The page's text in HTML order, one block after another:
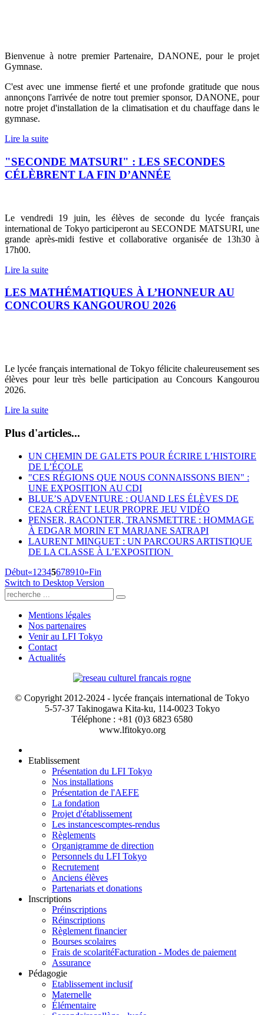
Bienvenue à notre premier Partenaire, DANONE, pour le projet
Gymnase.
C'est avec une immense fierté et une profonde gratitude que nous
annonçons l'arrivée de notre tout premier sponsor, DANONE, pour
notre projet d'installation de la climatisation et du chauffage dans le
gymnase.
Lire la suite
"SECONDE MATSURI" : LES SECONDES
CÉLÈBRENT LA FIN D’ANNÉE
Le vendredi 19 juin, les élèves de seconde du lycée français
international de Tokyo participeront au SECONDE MATSURI, une
grande après-midi festive et collaborative organisée de 13h30 à
17h00.
Lire la suite
LES MATHÉMATIQUES À L’HONNEUR AU
CONCOURS KANGOUROU 2026
Le lycée français international de Tokyo félicite chaleureusement ses
élèves pour leur très belle participation au Concours Kangourou
2026.
Lire la suite
Plus d'articles...
UN CHEMIN DE GALETS POUR ÉCRIRE L’HISTOIRE
DE L’ÉCOLE
"CES RÉGIONS QUE NOUS CONNAISSONS BIEN" :
UNE EXPOSITION AU CDI
BLUE’S ADVENTURE : QUAND LES ÉLÈVES DE
CE2A CRÉENT LEUR PROPRE JEU VIDÉO
PENSER, RACONTER, TRANSMETTRE : HOMMAGE
À EDGAR MORIN ET MARJANE SATRAPI
LAURENT MINGUET : UN PARCOURS ARTISTIQUE
DE LA CLASSE À L’EXPOSITION
Début«1 2345678910»Fin
Switch to Desktop Version
Mentions légales
Nos partenaires
Venir au LFI Tokyo
Contact
Actualités
© Copyright 2012-2024 - lycée français international de Tokyo
5-57-37 Takinogawa Kita-ku, 114-0023 Tokyo
Téléphone : +81 (0)3 6823 6580
www.lfitokyo.org
Etablissement
Présentation du LFI Tokyo
Nos installations
Présentation de l'AEFE
La fondation
Projet d'établissement
Les instancescomptes-rendus
Règlements
Organigramme de direction
Personnels du LFI Tokyo
Recrutement
Anciens élèves
Partenariats et donations
Inscriptions
Préinscriptions
Réinscriptions
Règlement financier
Bourses scolaires
Frais de scolaritéFacturation - Modes de paiement
Assurance
Pédagogie
Etablissement inclusif
Maternelle
Élémentaire